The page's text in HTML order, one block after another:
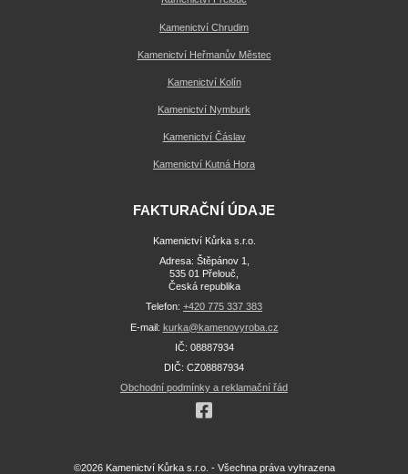
Kamenictví Chrudim
Kamenictví Heřmanův Městec
Kamenictví Kolín
Kamenictví Nymburk
Kamenictví Čáslav
Kamenictví Kutná Hora
FAKTURAČNÍ ÚDAJE
Kamenictví Kůrka s.r.o.
Adresa: Štěpánov 1,
535 01 Přelouč,
Česká republika
Telefon: +420 775 337 383
E-mail: kurka@kamenovyroba.cz
IČ: 08887934
DIČ: CZ08887934
Obchodní podmínky a reklamační řád
©2026 Kamenictví Kůrka s.r.o. - Všechna práva vyhrazena